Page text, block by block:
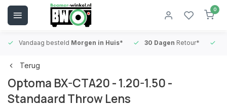
0
Vandaag besteld Morgen in Huis* 30 Dagen Retour*
Terug
Optoma BX-CTA20 - 1.20-1.50 -
Standaard Throw Lens